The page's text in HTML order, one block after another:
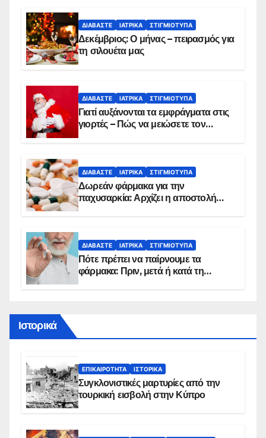
ΔΙΑΒΆΣΤΕ ΙΑΤΡΙΚΆ ΣΤΙΓΜΙΌΤΥΠΑ
Δεκέμβριος: Ο μήνας – πειρασμός για
τη σιλουέτα μας
ΔΙΑΒΆΣΤΕ ΙΑΤΡΙΚΆ ΣΤΙΓΜΙΌΤΥΠΑ
Γιατί αυξάνονται τα εμφράγματα στις
γιορτές – Πώς να μειώσετε τον
ΔΙΑΒΆΣΤΕ ΙΑΤΡΙΚΆ ΣΤΙΓΜΙΌΤΥΠΑ
Δωρεάν φάρμακα για την
παχυσαρκία: Αρχίζει η αποστολή
ΔΙΑΒΆΣΤΕ ΙΑΤΡΙΚΆ ΣΤΙΓΜΙΌΤΥΠΑ
Πότε πρέπει να παίρνουμε τα
φάρμακα: Πριν, μετά ή κατά τη
Ιστορικά
ΕΠΙΚΑΙΡΌΤΗΤΑ ΙΣΤΟΡΙΚΆ
Συγκλονιστικές μαρτυρίες από την
τουρκική εισβολή στην Κύπρο